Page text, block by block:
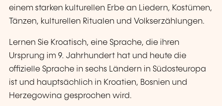
einem starken kulturellen Erbe an Liedern, Kostümen,
Tänzen, kulturellen Ritualen und Volkserzählungen.
Lernen Sie Kroatisch, eine Sprache, die ihren
Ursprung im 9. Jahrhundert hat und heute die
offizielle Sprache in sechs Ländern in Südosteuropa
ist und hauptsächlich in Kroatien, Bosnien und
Herzegowina gesprochen wird.